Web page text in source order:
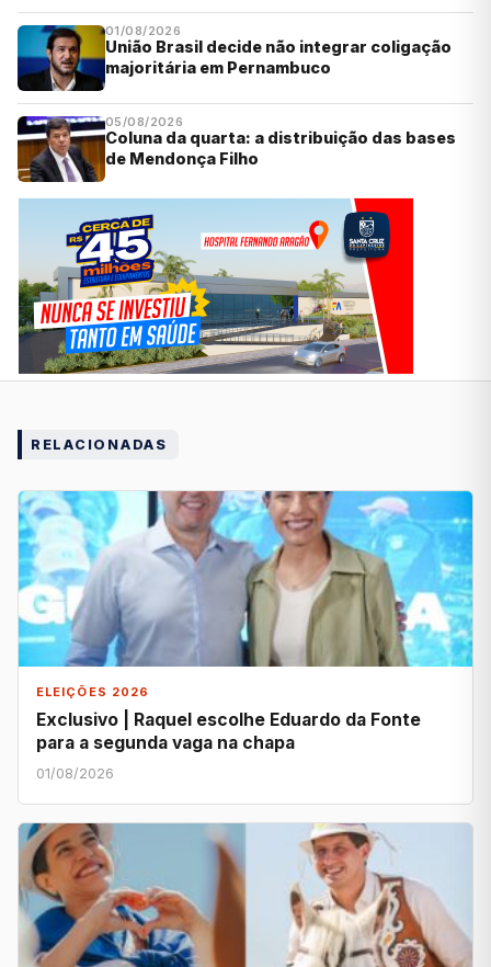
01/08/2026
União Brasil decide não integrar coligação
majoritária em Pernambuco
05/08/2026
Coluna da quarta: a distribuição das bases
de Mendonça Filho
RELACIONADAS
ELEIÇÕES 2026
Exclusivo | Raquel escolhe Eduardo da Fonte
para a segunda vaga na chapa
01/08/2026